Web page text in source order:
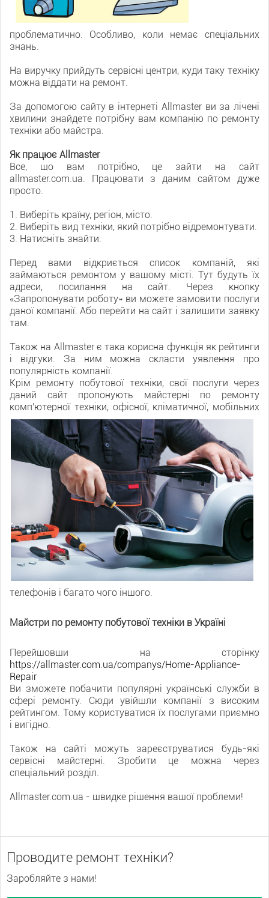
проблематично. Особливо, коли немає спеціальних
знань.
На виручку прийдуть сервісні центри, куди таку техніку
можна віддати на ремонт.
За допомогою сайту в інтернеті Allmaster ви за лічені
хвилини знайдете потрібну вам компанію по ремонту
техніки або майстра.
Як працює Allmaster
Все, що вам потрібно, це зайти на сайт
allmaster.com.ua. Працювати з даним сайтом дуже
просто.
1. Виберіть країну, регіон, місто.
2. Виберіть вид техніки, який потрібно відремонтувати.
3. Натисніть знайти.
Перед вами відкриється список компаній, які
займаються ремонтом у вашому місті. Тут будуть їх
адреси, посилання на сайт. Через кнопку
«Запропонувати роботу» ви можете замовити послуги
даної компанії. Або перейти на сайт і залишити заявку
там.
Також на Allmaster є така корисна функція як рейтинги
і відгуки. За ним можна скласти уявлення про
популярність компанії.
Крім ремонту побутової техніки, свої послуги через
даний сайт пропонують майстерні по ремонту
комп'ютерної техніки, офісної, кліматичної, мобільних
телефонів і багато чого іншого.
Майстри по ремонту побутової техніки в Україні
Перейшовши на сторінку
https://allmaster.com.ua/companys/Home-Appliance-
Repair
Ви зможете побачити популярні українські служби в
сфері ремонту. Сюди увійшли компанії з високим
рейтингом. Тому користуватися їх послугами приємно
і вигідно.
Також на сайті можуть зареєструватися будь-які
сервісні майстерні. Зробити це можна через
спеціальний розділ.
Allmaster.com.ua - швидке рішення вашої проблеми!
Проводите ремонт техніки?
Заробляйте з нами!